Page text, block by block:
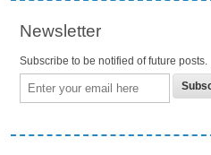
Newsletter
Subscribe to be notified of future posts.
Email